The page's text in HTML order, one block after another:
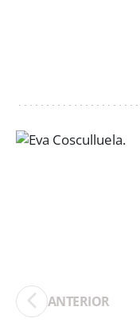
ANTERIOR